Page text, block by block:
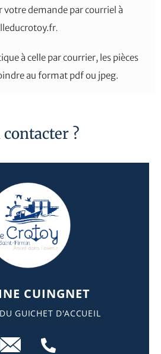
votre demande par courriel à
.
à celle par courrier, les pièces
au format pdf ou jpeg.
contacter ?
CUINGNET
GUICHET D'ACCUEIL